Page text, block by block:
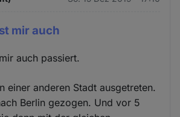
mir auch
auch passiert.
einer anderen Stadt ausgetreten.
Berlin gezogen. Und vor 5